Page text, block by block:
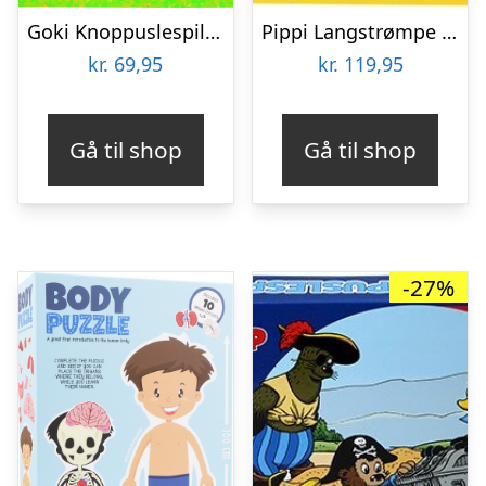
Goki Knoppuslespil – Afrikanske Dyreunger – Træ – 8 Brikker
kr. 69,95
Gå til shop
Pippi Langstrømpe – Puslespil Klodser – 12 Klodser
kr. 119,95
Gå til shop
-27%